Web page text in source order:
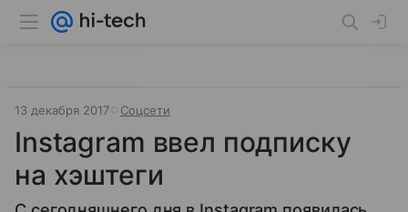
13 декабря 2017 Соцсети
Instagram ввел подписку
на хэштеги